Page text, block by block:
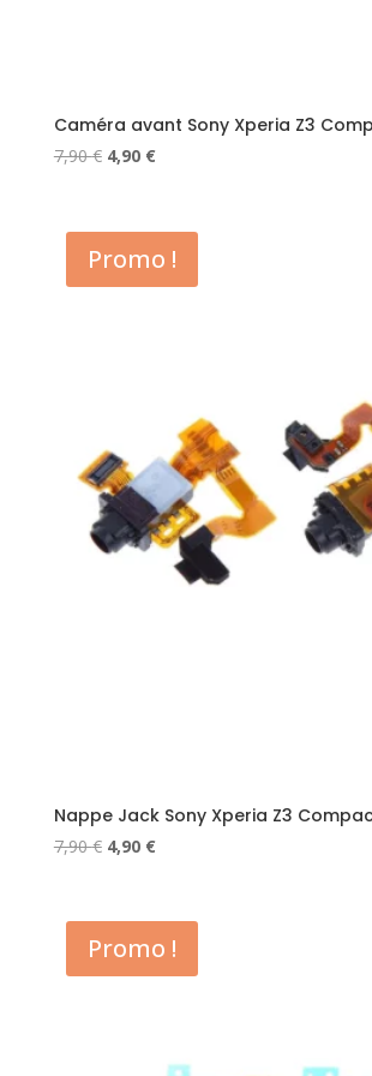
Caméra avant Sony Xperia Z3
7,90€ Le
était :
7,90 €.
4,90 €Le
est :
4,90 €.
Promo !
Nappe Jack Sony Xperia Z3
7,90€ Le
était :
7,90 €.
4,90 €Le
est :
4,90 €.
Promo !